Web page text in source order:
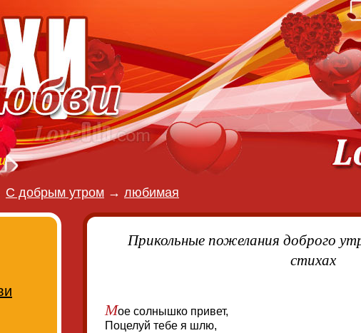
С добрым утром → любимая
Прикольные пожелания доброго
стихах
Мое солнышко привет,
Поцелуй тебе я шлю,